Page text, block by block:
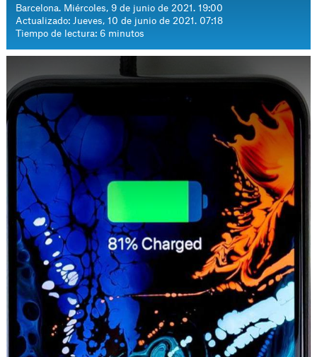
Barcelona. Miércoles, 9 de junio de 2021. 19:00
Actualizado: Jueves, 10 de junio de 2021. 07:18
Tiempo de lectura: 6 minutos